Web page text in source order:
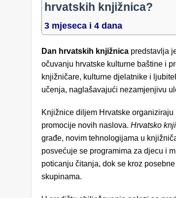
hrvatskih knjižnica?
3 mjeseca i 4 dana
Dan hrvatskih knjižnica predstavlja
očuvanju hrvatske kulturne baštine i
knjižničare, kulturne djelatnike i
učenja, naglašavajući nezamjenjivu
Knjižnice diljem Hrvatske
promocije novih naslova. Hrvatsko
građe, novim tehnologijama u
posvećuje se programima za djecu i
poticanju čitanja, dok se kroz
skupinama.